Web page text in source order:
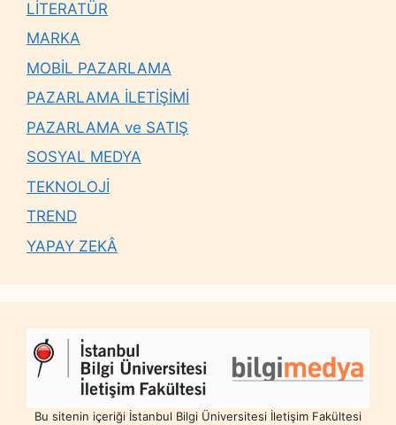
LİTERATÜR
MARKA
MOBİL PAZARLAMA
PAZARLAMA İLETİŞİMİ
PAZARLAMA ve SATIŞ
SOSYAL MEDYA
TEKNOLOJİ
TREND
YAPAY ZEKÂ
Bu sitenin içeriği İstanbul Bilgi Üniversitesi İletişim Fakültesi